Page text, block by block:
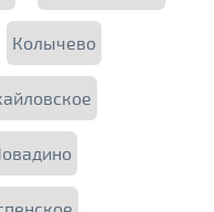
Колычево